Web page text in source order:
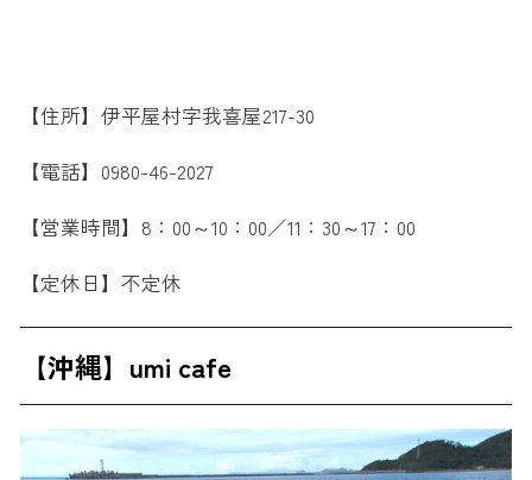
【住所】伊平屋村字我喜屋217-30
【電話】0980-46-2027
【営業時間】8：00～10：00／11：30～17：00
【定休日】不定休
【沖縄】umi cafe